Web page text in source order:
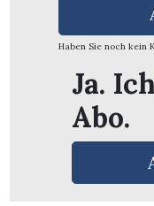
Haben Sie noch kein
Ja.
Abo.